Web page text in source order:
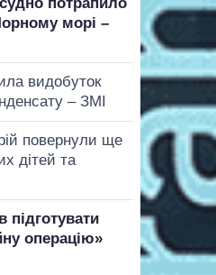
морі –
видобуток
– ЗМІ
повернули ще
дітей та
підготувати
операцію»